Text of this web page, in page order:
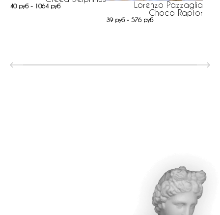
40 руб - 1064 руб
Lorenzo Pazzaglia
Choco Raptor
39 руб - 576 руб